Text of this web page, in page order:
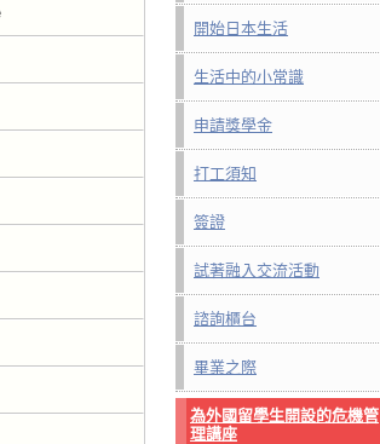
開始日本生活
生活中的小常識
申請獎學金
打工須知
簽證
試著融入交流活動
諮詢櫃台
畢業之際
為外國留學生開設的危機管
理講座